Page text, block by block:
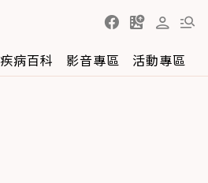
疾病百科 影音專區 活動專區